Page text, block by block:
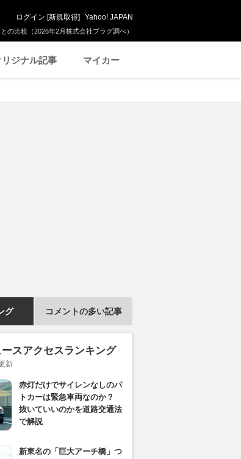
の比較（2026年2月株式会社プラグ調べ）
ログイン [新規取得] Yahoo! JAPAN
リジナル記事 マイカー
グ コメントの多い記事
スアクセスランキング
新
赤灯だけでサイレンなしのパ
トカーは緊急車両なのか？
抜いていいのかを道路交通法
で解説
新東名の「巨大アーチ橋」つ